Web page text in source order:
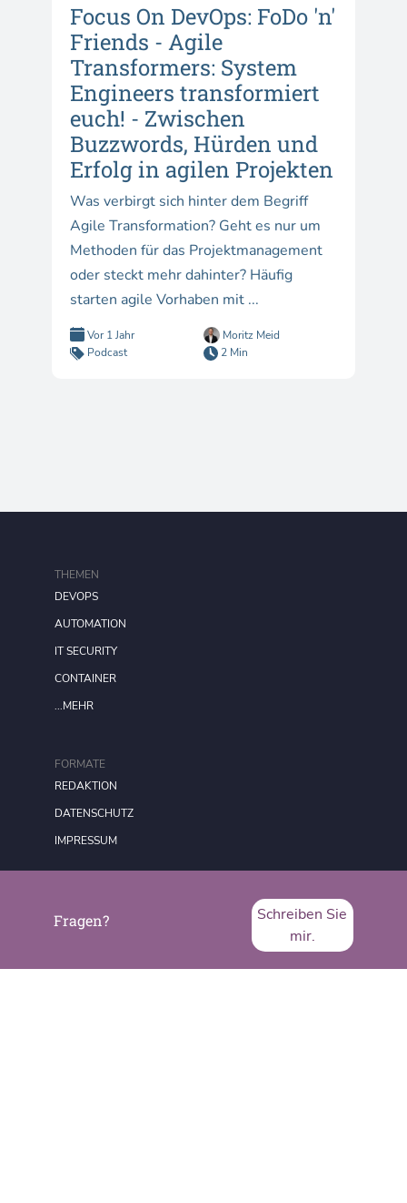
Focus On DevOps: FoDo 'n'
Friends - Agile
Transformers: System
Engineers transformiert
euch! - Zwischen
Buzzwords, Hürden und
Erfolg in agilen Projekten
Was verbirgt sich hinter dem Begriff
Agile Transformation? Geht es nur um
Methoden für das Projektmanagement
oder steckt mehr dahinter? Häufig
starten agile Vorhaben mit ...
Vor 1 Jahr
Moritz Meid
Podcast
2 Min
Fragen?
Schreiben Sie
mir.
FORMATE
REDAKTION
DATENSCHUTZ
IMPRESSUM
THEMEN
DEVOPS
AUTOMATION
IT SECURITY
CONTAINER
...MEHR